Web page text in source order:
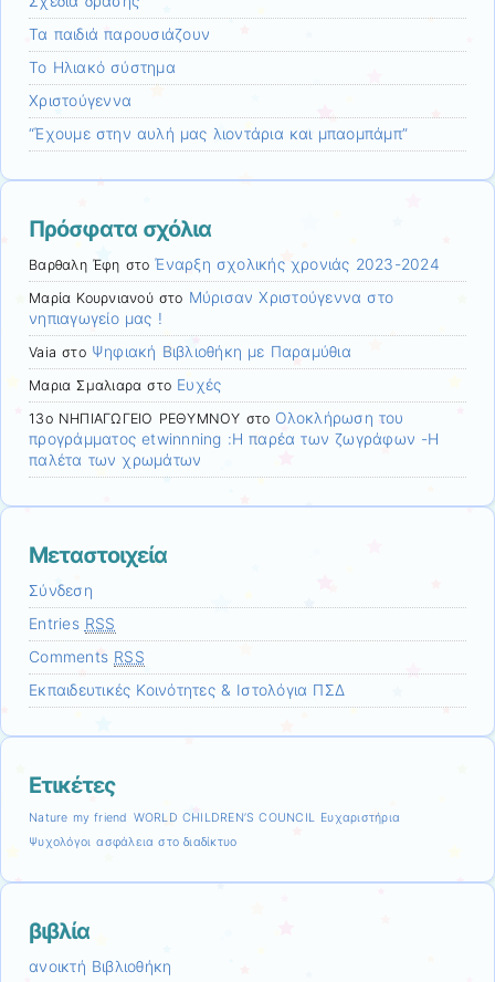
Τα παιδιά παρουσιάζουν
Το Ηλιακό σύστημα
Χριστούγεννα
“Έχουμε στην αυλή μας λιοντάρια και μπαομπάμπ”
Πρόσφατα σχόλια
Βαρθαλη Έφη στοΈναρξη σχολικής χρονιάς 2023-2024
Μαρία Κουρνιανούστο Μύρισαν Χριστούγεννα στο
νηπιαγωγείο μας !
Vaia στο Ψηφιακή Βιβλιοθήκη με Παραμύθια
Μαρια Σμαλιαρα στο Ευχές
13ο ΝΗΠΙΑΓΩΓΕΙΟ ΡΕΘΥΜΝΟΥ στο Ολοκλήρωση του
προγράμματος etwinnning :H παρέα των ζωγράφων -Η
παλέτα των χρωμάτων
Μεταστοιχεία
Σύνδεση
Entries RSS
Comments RSS
Εκπαιδευτικές Κοινότητες & Ιστολόγια ΠΣΔ
Ετικέτες
Nature my friend WORLD CHILDREN’S COUNCIL Ευχαριστήρια
Ψυχολόγοι ασφάλεια στο διαδίκτυο
βιβλία
ανοικτή Βιβλιοθήκη